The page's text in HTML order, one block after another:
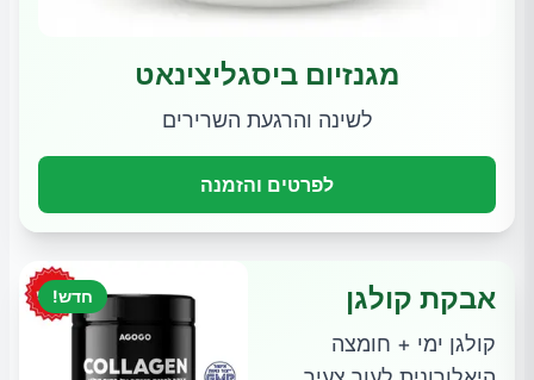
מגנזיום ביסגליצינאט
לשינה והרגעת השרירים
לפרטים והזמנה
חדש! אבקת קולגן
קולגן ימי + חומצה